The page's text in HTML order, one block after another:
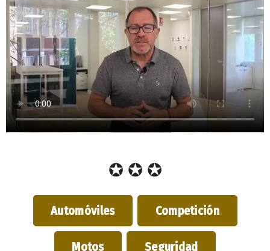
✪ ✪ ✪
Automóviles Competición
Motos Seguridad